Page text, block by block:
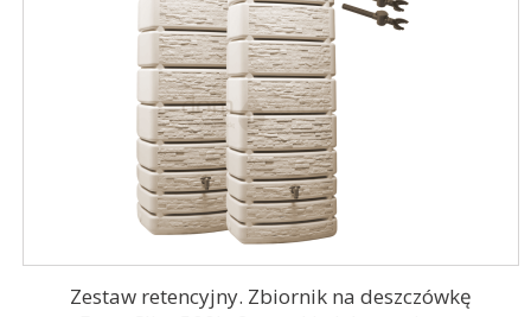
Zestaw retencyjny. Zbiornik na deszczówkę